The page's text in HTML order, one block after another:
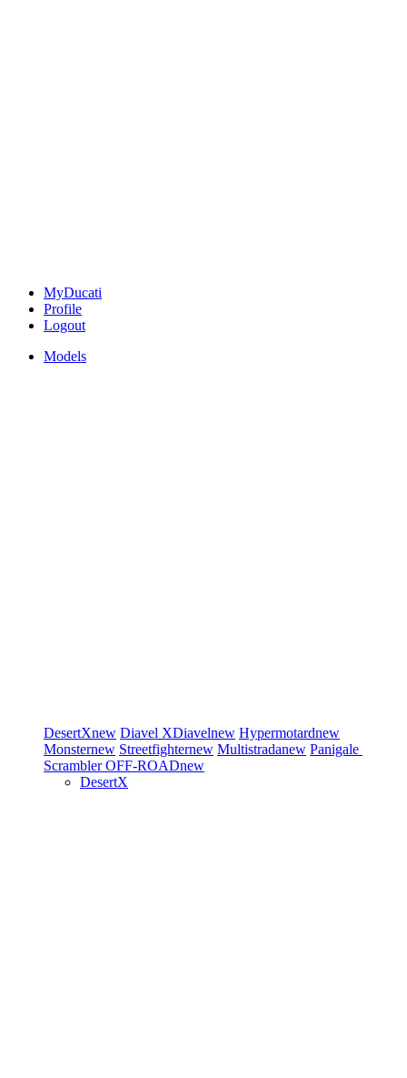
MyDucati
Profile
Logout
Models
DesertXnew Diavel XDiavelnew Hypermotardnew
Monsternew Streetfighternew Multistradanew Panigale
ScramblerOFF-ROADnew
DesertX